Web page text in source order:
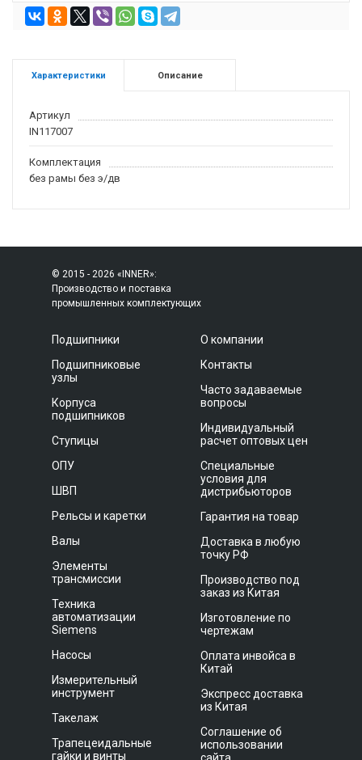
Характеристики Описание
Артикул
IN117007
Комплектация
без рамы без э/дв
© 2015 - 2026 «INNER»:
Производство и поставка
промышленных комплектующих
Подшипники
Подшипниковые
узлы
Корпуса
подшипников
Ступицы
ОПУ
ШВП
Рельсы и каретки
Валы
Элементы
трансмиссии
Техника
автоматизации
Siemens
Насосы
Измерительный
инструмент
Такелаж
Трапецеидальные
гайки и винты
О компании
Контакты
Часто задаваемые
вопросы
Индивидуальный
расчет оптовых цен
Специальные
условия для
дистрибьюторов
Гарантия на товар
Доставка в любую
точку РФ
Производство под
заказ из Китая
Изготовление по
чертежам
Оплата инвойса в
Китай
Экспресс доставка
из Китая
Соглашение об
использовании